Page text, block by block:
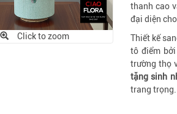
Click to zoom
thanh cao
đại diện
Thiết kế
tô điểm
trường thọ
tặng sinh
trang trọng.